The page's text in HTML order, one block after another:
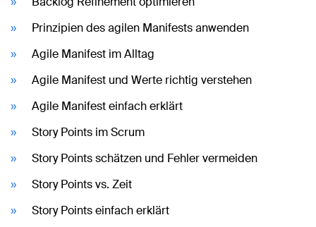
Prinzipien des agilen Manifests anwenden
Agile Manifest im Alltag
Agile Manifest und Werte richtig verstehen
Agile Manifest einfach erklärt
Story Points im Scrum
Story Points schätzen und Fehler vermeiden
Story Points vs. Zeit
Story Points einfach erklärt